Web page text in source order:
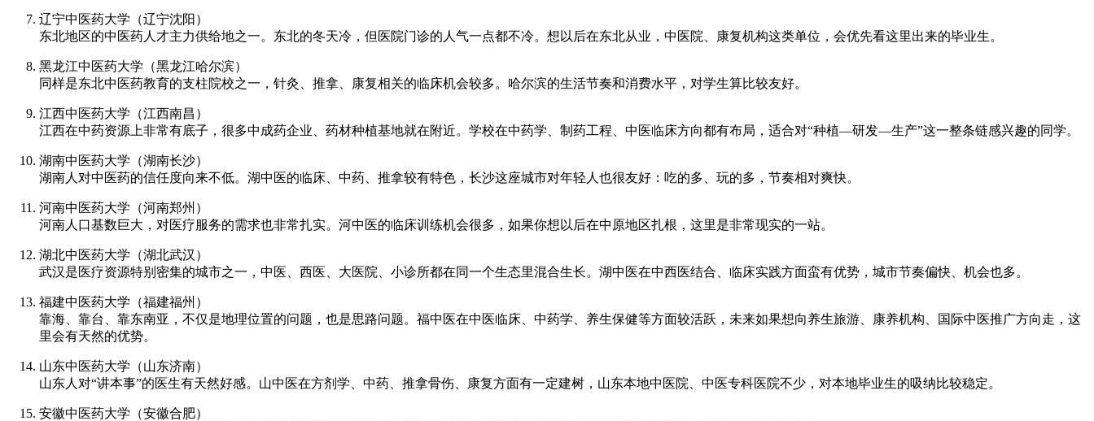
辽宁中医药大学（辽宁沈阳）
东北地区的中医药人才主力供给地之一。东北的冬天冷，但医院门诊的人气一点都不冷。想以后在东北从业，中医院、康复机构这类单位，会优先看这里出来的毕业生。
黑龙江中医药大学（黑龙江哈尔滨）
同样是东北中医药教育的支柱院校之一，针灸、推拿、康复相关的临床机会较多。哈尔滨的生活节奏和消费水平，对学生算比较友好。
江西中医药大学（江西南昌）
江西在中药资源上非常有底子，很多中成药企业、药材种植基地就在附近。学校在中药学、制药工程、中医临床方向都有布局，适合对“种植—研发—生产”这一整条链感兴趣的同学。
湖南中医药大学（湖南长沙）
湖南人对中医药的信任度向来不低。湖中医的临床、中药、推拿较有特色，长沙这座城市对年轻人也很友好：吃的多、玩的多，节奏相对爽快。
河南中医药大学（河南郑州）
河南人口基数巨大，对医疗服务的需求也非常扎实。河中医的临床训练机会很多，如果你想以后在中原地区扎根，这里是非常现实的一站。
湖北中医药大学（湖北武汉）
武汉是医疗资源特别密集的城市之一，中医、西医、大医院、小诊所都在同一个生态里混合生长。湖中医在中西医结合、临床实践方面蛮有优势，城市节奏偏快、机会也多。
福建中医药大学（福建福州）
靠海、靠台、靠东南亚，不仅是地理位置的问题，也是思路问题。福中医在中医临床、中药学、养生保健等方面较活跃，未来如果想向养生旅游、康养机构、国际中医推广方向走，这
里会有天然的优势。
山东中医药大学（山东济南）
山东人对“讲本事”的医生有天然好感。山中医在方剂学、中药、推拿骨伤、康复方面有一定建树，山东本地中医院、中医专科医院不少，对本地毕业生的吸纳比较稳定。
安徽中医药大学（安徽合肥）